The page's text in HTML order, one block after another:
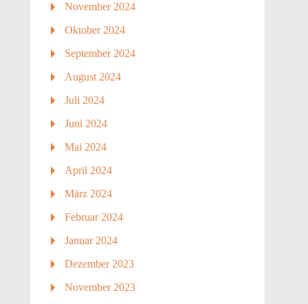
November 2024
Oktober 2024
September 2024
August 2024
Juli 2024
Juni 2024
Mai 2024
April 2024
März 2024
Februar 2024
Januar 2024
Dezember 2023
November 2023